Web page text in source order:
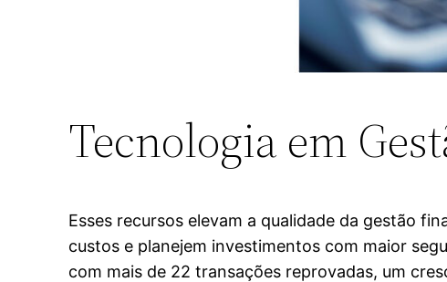
Tecnologia em
Esses recursos elevam a qualidade da gestão
custos e planejem investimentos com maior
com mais de 22 transações reprovadas, um